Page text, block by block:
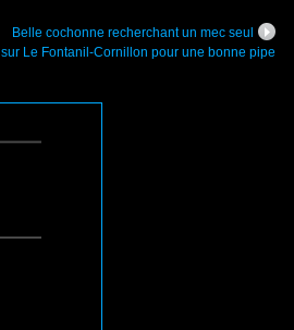
Belle cochonne recherchant un mec seul
sur Le Fontanil-Cornillon pour une bonne pipe